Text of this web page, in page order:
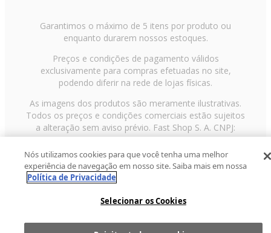
Garantimos o máximo de 5 itens por produto ou
enquanto durarem nossos estoques.
Preços e condições de pagamento válidos
exclusivamente para compras efetuadas no site,
podendo diferir na rede de lojas físicas.
As imagens dos produtos são meramente ilustrativas.
Todos os preços e condições comerciais estão sujeitos
a alteração sem aviso prévio. Fast Shop S. A. CNPJ:
43.708.379/0001-00
Avenida Zaki Narchi, nº 1650, sobreloja, Carandiru, São
Paulo/SP, CEP 02029-001, Telefone: 11 3003-3728 ©
2013 Fast Shop - Todos os direitos reservados
Nós utilizamos cookies para que você tenha uma melhor
experiência de navegação em nosso site. Saiba mais em nossa
Política de Privacidade
Selecionar os Cookies